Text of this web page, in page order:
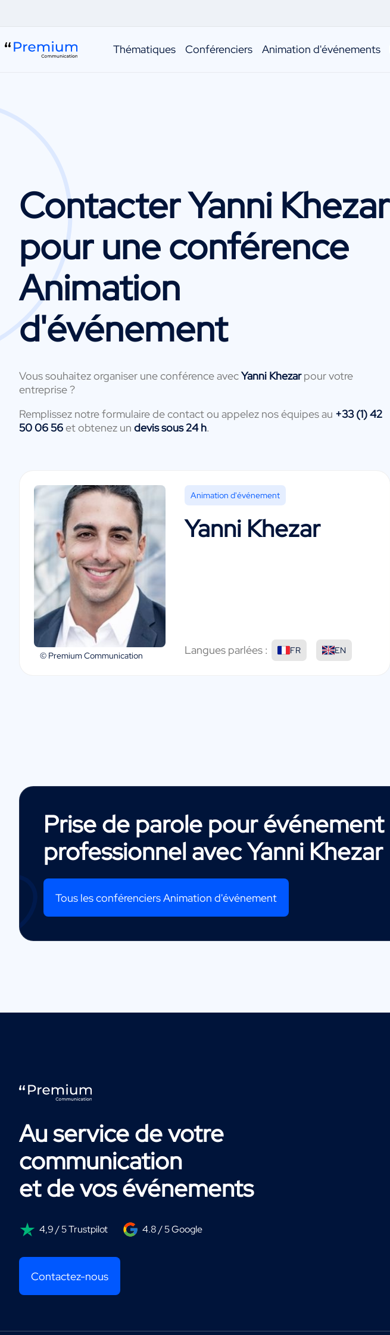
Thématiques Conférenciers Animation d'événements
ContacterYanni Khezar
pour une conférence
Animation
d'événement
Vous souhaitez organiser une conférence avecYanni Khezarpour votre
entreprise ?
Remplissez notre formulaire de contact ou appelez nos équipes au +33 (1) 42
50 06 56et obtenez un devis sous 24 h.
© Premium Communication
Animation d'événement
Yanni Khezar
Langues parlées : FR EN
Prise de parole pour événement
professionnel avecYanni Khezar
Tous les conférenciers Animation d'événement
Au service de votre
communication
et de vos événements
4,9 / 5 Trustpilot 4.8 / 5 Google
Contactez-nous